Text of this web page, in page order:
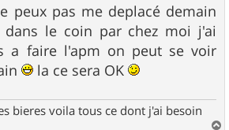
peux pas me deplacé demain
le coin par chez moi j'ai
a faire l'apm on peut se voir
la ce sera OK
bieres voila tous ce dont j'ai besoin